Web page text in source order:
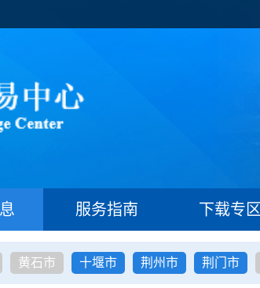
服务指南 下载专区
黄石市 十堰市 荆州市 荆门市